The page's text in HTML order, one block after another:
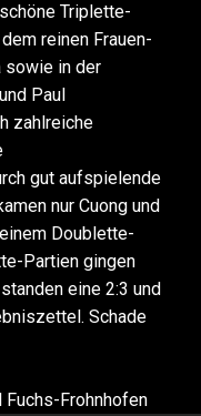
Triplette-
reinen Frauen-
sowie in der
Paul
zahlreiche
gut aufspielende
nur Cuong und
Doublette-
Partien gingen
eine 2:3 und
Schade
Frohnhofen